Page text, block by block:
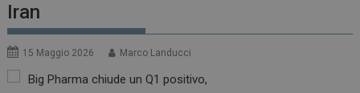
Iran
15 Maggio 2026 Marco Landucci